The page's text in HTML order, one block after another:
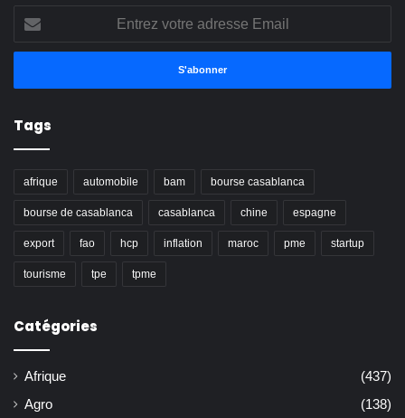
votre
adresse
Tags
afrique automobile bam bourse casablanca
bourse de casablanca casablanca chine espagne
export fao hcp inflation maroc pme startup
tourisme tpe tpme
Catégories
Afrique
(437)
Agro
(138)